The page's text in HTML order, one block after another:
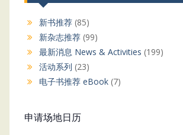
新书推荐(85)
新杂志推荐(99)
最新消息 News & Activities (199)
活动系列 (23)
电子书推荐 eBook(7)
申请场地日历